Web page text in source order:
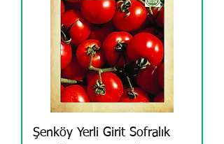
Şenköy Yerli Girit Sofralık